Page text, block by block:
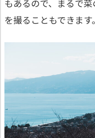
もあるので、まるで
を撮ることもできます。